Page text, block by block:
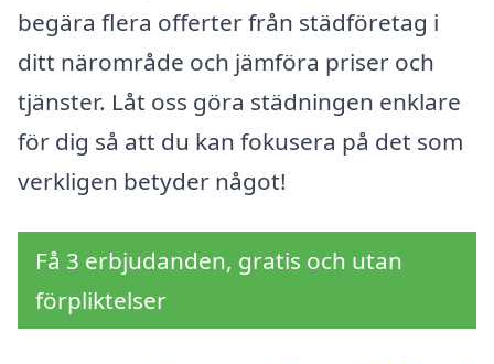
begära flera offerter från städföretag i
ditt närområde och jämföra priser och
tjänster. Låt oss göra städningen enklare
för dig så att du kan fokusera på det som
verkligen betyder något!
Få 3 erbjudanden, gratis och utan
förpliktelser